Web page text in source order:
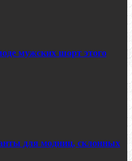
мужских шорт этого
для модниц, склонных